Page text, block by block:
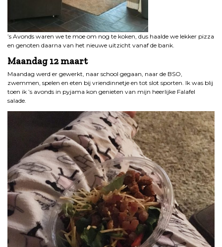
’s Avonds waren we te moe om nog te koken, dus haalde we lekker pizza
en genoten daarna van het nieuwe uitzicht vanaf de bank.
Maandag 12 maart
Maandag werd er gewerkt, naar school gegaan, naar de BSO,
zwemmen, spelen en eten bij vriendinnetje en tot slot sporten. Ik was blij
toen ik ’s avonds in pyjama kon genieten van mijn heerlijke Falafel
salade.